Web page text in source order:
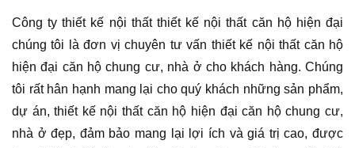
Công ty thiết kế nội thất thiết kế nội thất căn hộ hiện đại
chúng tôi là đơn vị chuyên tư vấn thiết kế nội thất căn hộ
hiện đại căn hộ chung cư, nhà ở cho khách hàng. Chúng
tôi rất hân hạnh mang lại cho quý khách những sản phẩm,
dự án, thiết kế nội thất căn hộ hiện đại căn hộ chung cư,
nhà ở đẹp, đảm bảo mang lại lợi ích và giá trị cao, được